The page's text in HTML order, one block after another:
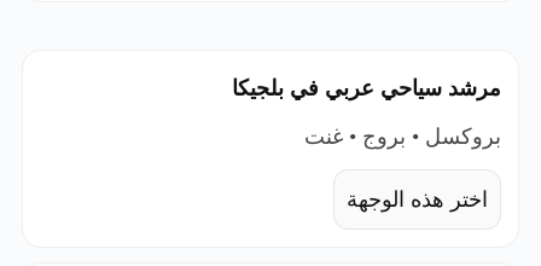
مرشد سياحي عربي في بلجيكا
بروكسل • بروج • غنت
اختر هذه الوجهة